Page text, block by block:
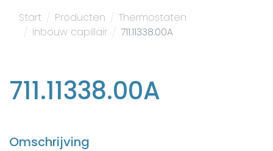
Start Producten
Thermostaten
Inbouw capillair
711.11338.00A
711.11338.00A
Omschrijving